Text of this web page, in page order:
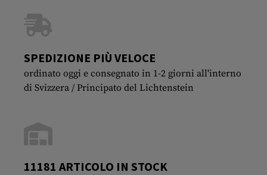
SPEDIZIONE PIÙ VELOCE
ordinato oggi e consegnato in 1-2 giorni all'interno
di Svizzera / Principato del Lichtenstein
11181 ARTICOLO IN STOCK